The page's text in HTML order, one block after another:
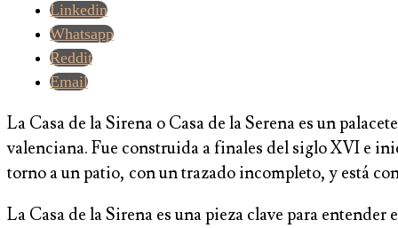
Linkedin
Whatsapp
Reddit
Email
La Casa de la Sirena o Casa de la Serena es un
valenciana. Fue construida a finales del siglo XVI e
torno a un patio, con un trazado incompleto, y está
La Casa de la Sirena es una pieza clave para